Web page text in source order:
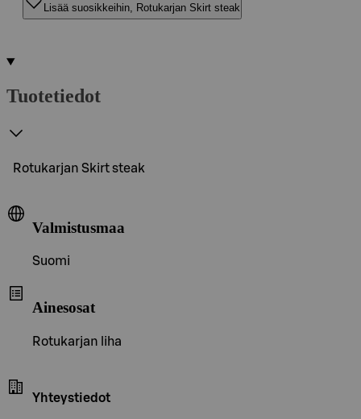
Lisää suosikkeihin, Rotukarjan Skirt steak
Tuotetiedot
Rotukarjan Skirt steak
Valmistusmaa
Suomi
Ainesosat
Rotukarjan liha
Yhteystiedot